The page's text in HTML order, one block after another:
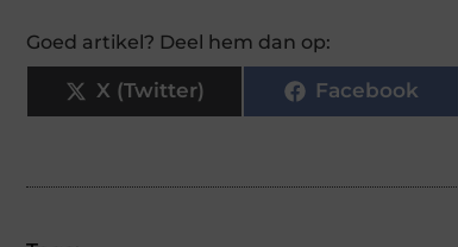
Goed artikel? Deel hem dan op:
X (Twitter) Facebook